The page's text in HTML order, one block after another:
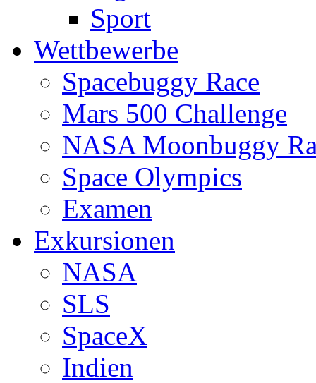
Sport
Wettbewerbe
Spacebuggy Race
Mars 500 Challenge
NASA Moonbuggy
Space Olympics
Examen
Exkursionen
NASA
SLS
SpaceX
Indien